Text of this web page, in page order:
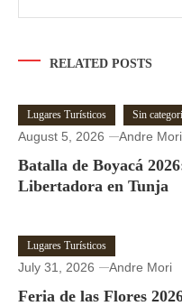
RELATED POSTS
Lugares Turísticos Sin
August 5, 2026 Andre Mori
Batalla de Boyacá
Libertadora en Tunja
Lugares Turísticos
July 31, 2026 Andre Mori
Feria de las Flores